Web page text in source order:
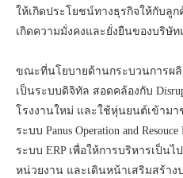
ให้เกิดประโยชน์ทางธุรกิจให้กับลูก
เกิดความมั่งคงและยั่งยืนของบริษั
ขณะที่นโยบายด้านกระบวนการผลิ
เป็นระบบดิจิทัล สอดคล้องกับ
โรงงานใหม่ และใช้หุ่นยนต์เข้ามา
ระบบ Panus Operation and
ระบบ ERP เพื่อให้การบริหารเป็น
หน่วยงาน และเดินหน้าเสริมสร้า